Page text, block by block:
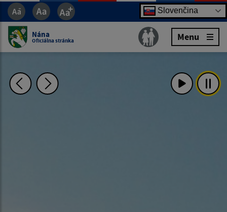
Slovenčina
Nána
Oficiálna stránka Menu